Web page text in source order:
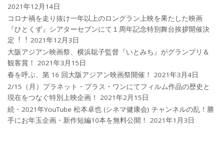
2021年12月14日
コロナ禍を⾛り抜け⼀年以上のロングラン上映を果たした映画
『ひとくず』シアターセブンにて１周年記念特別舞台挨拶開催決
定︕︕ 2021年12月3日
大阪アジアン映画祭、横浜聡子監督『いとみち』がグランプリ＆
観客賞！
2021年3月15日
春を呼ぶ、第 16 回大阪アジアン映画祭開催！
2021年3月4日
2/15（月）プラネット・プラス・ワンにてフィルム作品の歴史と
現在をつなぐ特別上映企画！
2021年2月15日
続・2021年YouTube 松本卓也 (シネマ健康会) チャンネルの乱！勝
手にお年玉企画・新作短編10本を無料公開！
2021年1月3日